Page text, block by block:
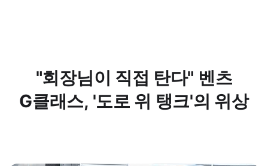
"회장님이 직접 탄다" 벤츠
G클래스, '도로 위 탱크'의 위상